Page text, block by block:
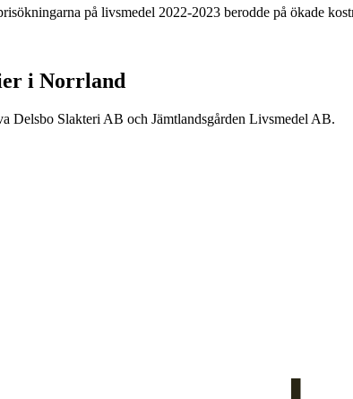
på livsmedel 2022-2023 berodde på ökade
i Norrland
Delsbo Slakteri AB och Jämtlandsgården Livsmedel AB.